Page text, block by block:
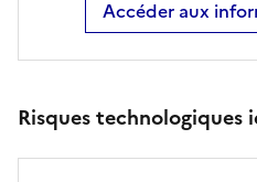
Accéder aux
Risques technologiques